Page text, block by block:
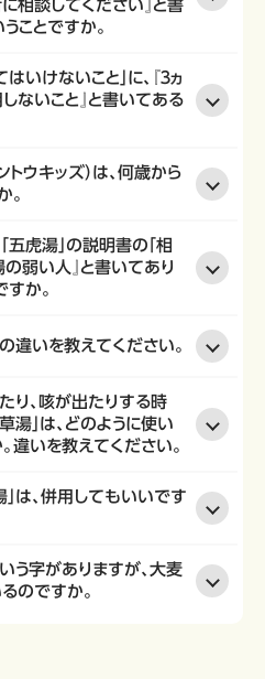
相談してください』と書
ことですか。
いけないこと」に、『３ヵ
ないこと』と書いてある
ウキッズ）は、何歳から
。
「五虎湯」の説明書の「相
の弱い人』と書いてあり
すか。
の違いを教えてください。
り、咳が出たりする時
草湯」は、どのように使い
違いを教えてください。
」は、併用してもいいです
いう字がありますが、大麦
のですか。